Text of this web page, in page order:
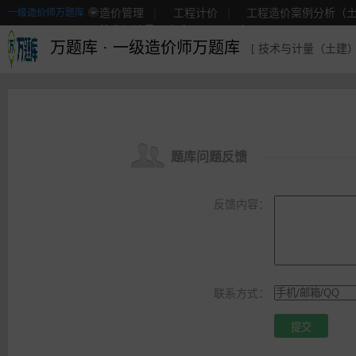
一级造价师万题库 造价管理 工程计价
工程造价案例分析（
万题库 · 一级造价师万题库 [ 技术与计量（土建
题库问题反馈
反馈内容：
联系方式：